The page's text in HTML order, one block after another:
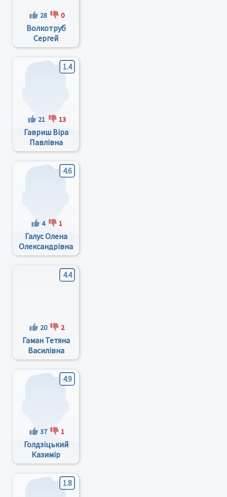
28 0
Волкотруб
Сергей
Григорьевич
1.4
21 13
Гавриш Віра
Павлівна
4.6
4 1
Галус Олена
Олександрівна
4.4
20 2
Гаман Тетяна
Василівна
4.9
37 1
Голдзіцький
Казимір
Адамович
1.8